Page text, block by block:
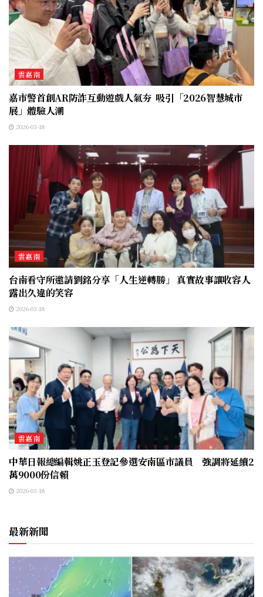
雲嘉南
嘉市警首創AR防詐互動遊戲人氣夯 吸引「2026智慧城市
展」體驗人潮
2026-03-18
雲嘉南
台南看守所邀請劉銘分享「人生逆轉勝」 真實故事讓收容人
露出久違的笑容
2026-03-18
雲嘉南
中華日報總編輯姚正玉登記參選安南區市議員 強調將延續2
萬9000份信賴
2026-03-18
最新新聞